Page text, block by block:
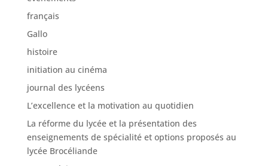
français
Gallo
histoire
initiation au cinéma
journal des lycéens
L’excellence et la motivation au quotidien
La réforme du lycée et la présentation des
enseignements de spécialité et options proposés au
lycée Brocéliande